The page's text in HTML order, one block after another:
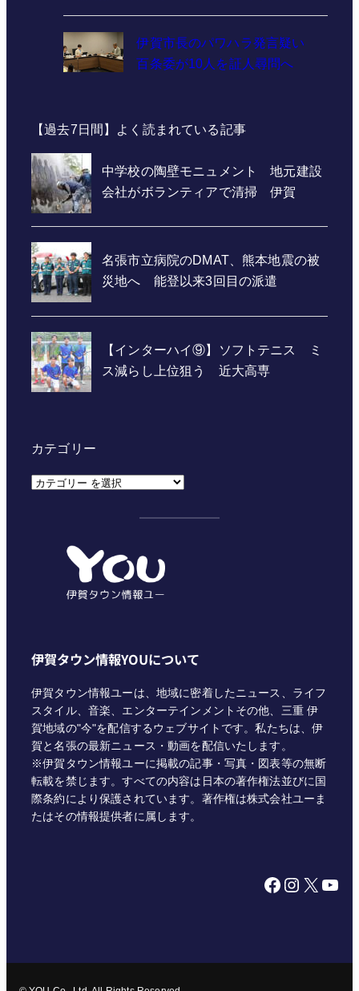
伊賀市長のパワハラ発言疑い
百条委が10人を証人尋問へ
【過去7日間】よく読まれている記事
カテゴリー
カ
伊賀タウン情報YOUについて
伊賀タウン情報ユーは、地域に密着したニュース、ライフ
スタイル、音楽、エンターテインメントその他、三重 伊
賀地域の"今"を配信するウェブサイトです。私たちは、伊
賀と名張の最新ニュース・動画を配信いたします。
※伊賀タウン情報ユーに掲載の記事・写真・図表等の無断
転載を禁じます。すべての内容は日本の著作権法並びに国
際条約により保護されています。著作権は株式会社ユーま
たはその情報提供者に属します。
Facebook Instagram X YouTube